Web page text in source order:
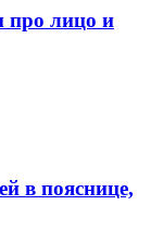
про лицо и
в пояснице,